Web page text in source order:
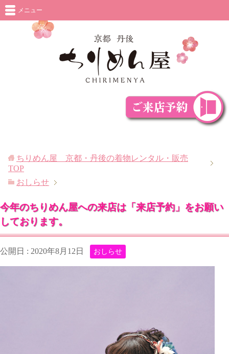
メニュー
ちりめん屋 京都・丹後の着物レンタル・販売
TOP
おしらせ
今年のちりめん屋への来店は「来店予約」をお願い
しております。
公開日 : 2020年8月12日 おしらせ